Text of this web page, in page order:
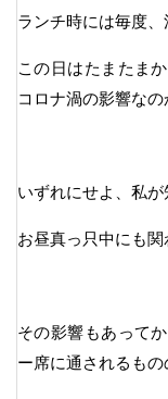
ランチ時には毎度
この日はたまたま
コロナ渦の影響なの
いずれにせよ、私
お昼真っ只中にも
その影響もあって
ー席に通されるもの